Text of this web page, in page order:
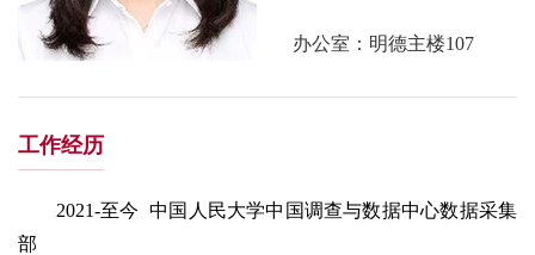
办公室：明德主楼107
工作经历
2021-至今 中国人民大学中国调查与数据中心数据采集
部